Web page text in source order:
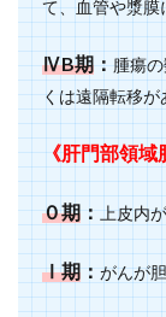
て、血管や漿膜
ⅣB期：腫瘍
くは遠隔転移が
《肝門部領域
０期：上皮内
Ⅰ期：がんが